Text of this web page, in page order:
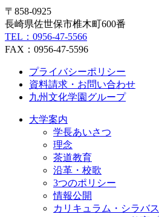
〒858-0925
長崎県佐世保市椎木町600番
TEL：0956-47-5566
FAX：0956-47-5596
プライバシーポリシー
資料請求・お問い合わせ
九州文化学園グループ
大学案内
学長あいさつ
理念
茶道教育
沿革・校歌
3つのポリシー
情報公開
カリキュラム・シラバス